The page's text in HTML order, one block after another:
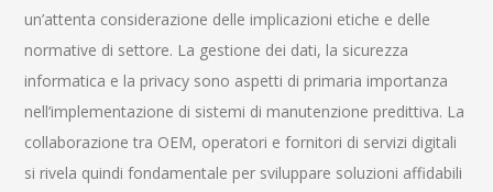
un’attenta considerazione delle implicazioni etiche e delle
normative di settore. La gestione dei dati, la sicurezza
informatica e la privacy sono aspetti di primaria importanza
nell’implementazione di sistemi di manutenzione predittiva. La
collaborazione tra OEM, operatori e fornitori di servizi digitali
si rivela quindi fondamentale per sviluppare soluzioni affidabili